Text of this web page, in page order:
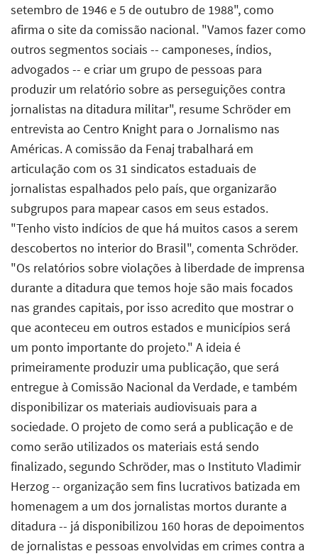
setembro de 1946 e 5 de outubro de 1988", como
afirma o site da comissão nacional. "Vamos fazer como
outros segmentos sociais -- camponeses, índios,
advogados -- e criar um grupo de pessoas para
produzir um relatório sobre as perseguições contra
jornalistas na ditadura militar", resume Schröder em
entrevista ao Centro Knight para o Jornalismo nas
Américas. A comissão da Fenaj trabalhará em
articulação com os 31 sindicatos estaduais de
jornalistas espalhados pelo país, que organizarão
subgrupos para mapear casos em seus estados.
"Tenho visto indícios de que há muitos casos a serem
descobertos no interior do Brasil", comenta Schröder.
"Os relatórios sobre violações à liberdade de imprensa
durante a ditadura que temos hoje são mais focados
nas grandes capitais, por isso acredito que mostrar o
que aconteceu em outros estados e municípios será
um ponto importante do projeto." A ideia é
primeiramente produzir uma publicação, que será
entregue à Comissão Nacional da Verdade, e também
disponibilizar os materiais audiovisuais para a
sociedade. O projeto de como será a publicação e de
como serão utilizados os materiais está sendo
finalizado, segundo Schröder, mas o Instituto Vladimir
Herzog -- organização sem fins lucrativos batizada em
homenagem a um dos jornalistas mortos durante a
ditadura -- já disponibilizou 160 horas de depoimentos
de jornalistas e pessoas envolvidas em crimes contra a